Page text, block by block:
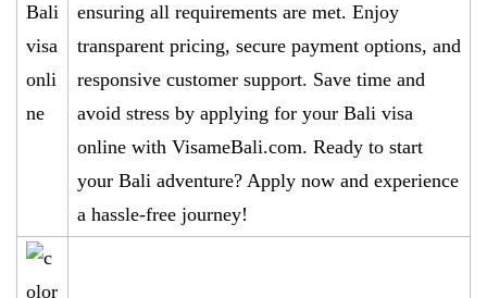
ensuring all requirements are met. Enjoy
transparent pricing, secure payment options, and
responsive customer support. Save time and
avoid stress by applying for your Bali visa
online with VisameBali.com. Ready to start
your Bali adventure? Apply now and experience
a hassle-free journey!